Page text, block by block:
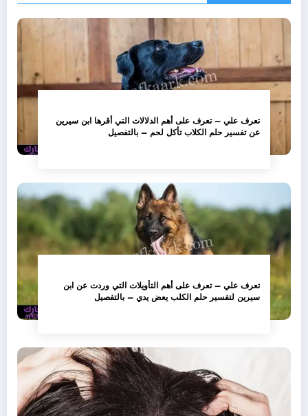
تعرف علي – تعرف على أهم الدلالات التي أقرها ابن سيرين
عن تفسير حلم الكلاب تأكل لحم – بالتفصيل
تعرف علي – تعرف على أهم التأويلات التي وردت عن ابن
سيرين لتفسير حلم الكلب يعض يدي – بالتفصيل